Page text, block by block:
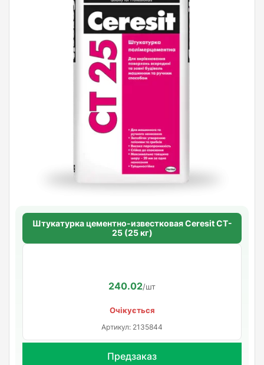
Штукатурка цементно-известковая Ceresit CT-
25 (25 кг)
240.02/шт
Очікується
Артикул: 2135844
Предзаказ